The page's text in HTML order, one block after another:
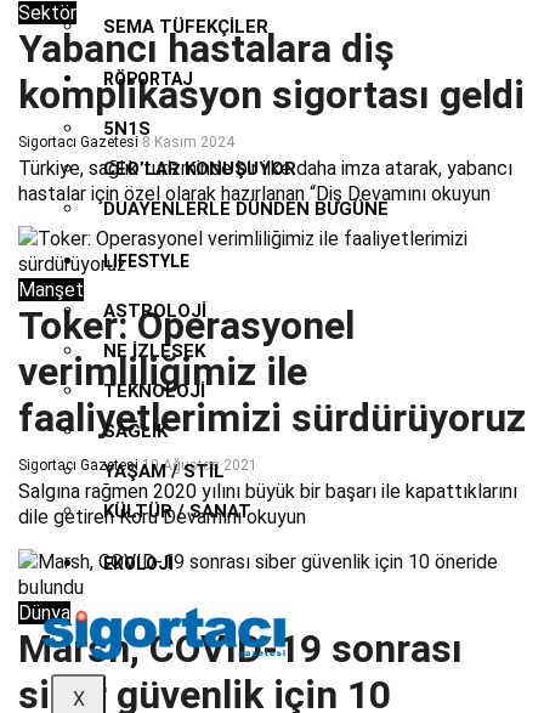
SEMA TÜFEKÇILER
RÖPORTAJ
5N1S
CEO’LAR KONUŞUYOR
DUAYENLERLE DÜNDEN BUGÜNE
LIFESTYLE
ASTROLOJI
NE İZLESEK
TEKNOLOJI
SAĞLIK
YAŞAM / STIL
KÜLTÜR / SANAT
EKOLOJI
X
Sektör
Yabancı hastalara diş
komplikasyon sigortası geldi
Sigortacı Gazetesi 8 Kasım 2024
Türkiye, sağlık turizminde bir ilke daha imza atarak, yabancı
hastalar için özel olarak hazırlanan “Diş Devamını okuyun
Manşet
Toker: Operasyonel
verimliliğimiz ile
faaliyetlerimizi sürdürüyoruz
Sigortacı Gazetesi 10 Ağustos 2021
Salgına rağmen 2020 yılını büyük bir başarı ile kapattıklarını
dile getiren KoruDevamını okuyun
Dünya
Marsh, COVID-19 sonrası
siber güvenlik için 10